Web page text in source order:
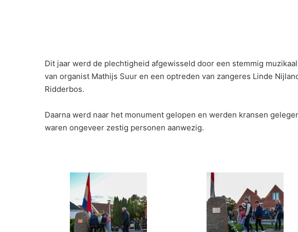
Dit jaar werd de plechtigheid afgewisseld door een stemmig
van organist Mathijs Suur en een optreden van zangeres Linde
Ridderbos.
Daarna werd naar het monument gelopen en werden kransen
waren ongeveer zestig personen aanwezig.